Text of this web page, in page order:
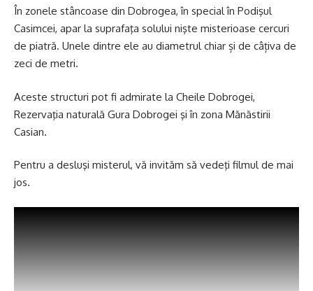
În zonele stâncoase din Dobrogea, în special în Podişul
Casimcei, apar la suprafaţa solului nişte misterioase cercuri
de piatră. Unele dintre ele au diametrul chiar și de câțiva de
zeci de metri.
Aceste structuri pot fi admirate la Cheile Dobrogei,
Rezervaţia naturală Gura Dobrogei şi în zona Mănăstirii
Casian.
Pentru a desluşi misterul, vă invităm să vedeţi filmul de mai
jos.